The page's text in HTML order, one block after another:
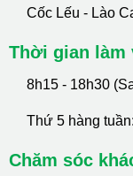
Cốc Lếu - Lào
Thời gian làm
8h15 - 18h30
Thứ 5 hàng
Chăm sóc